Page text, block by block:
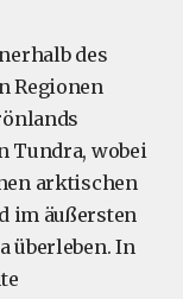
des
Regionen
Tundra, wobei
arktischen
im äußersten
überleben. In